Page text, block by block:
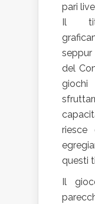
pari
Il
del
riesce
questi
Il